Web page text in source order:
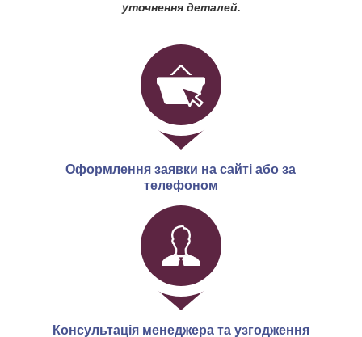
уточнення деталей.
Оформлення заявки на сайті або за
телефоном
Консультація менеджера та узгодження